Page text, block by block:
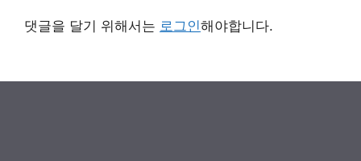
댓글을 달기 위해서는 로그인해야합니다.